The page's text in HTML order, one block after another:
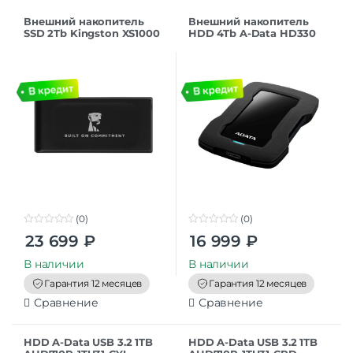
Внешний накопитель
SSD 2Tb Kingston XS1000
o
t
o
f
5
(0)
23 699 ₽
В наличии
Гарантия 12 месяцев
Сравнение
Внешний накопитель
HDD 4Tb A-Data HD330
t
o
f
5
(0)
16 999 ₽
В наличии
Гарантия 12 месяцев
Сравнение
HDD A-Data USB 3.2 1TB
HDD A-Data USB 3.2 1TB